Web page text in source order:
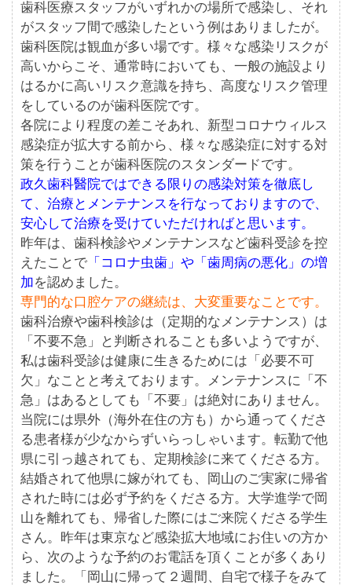
歯科医療スタッフがいずれかの場所で感染し、それ
がスタッフ間で感染したという例はありましたが。
歯科医院は観血が多い場です。様々な感染リスクが
高いからこそ、通常時においても、一般の施設より
はるかに高いリスク意識を持ち、高度なリスク管理
をしているのが歯科医院です。
各院により程度の差こそあれ、新型コロナウィルス
感染症が拡大する前から、様々な感染症に対する対
策を行うことが歯科医院のスタンダードです。
政久歯科醫院ではできる限りの感染対策を徹底し
て、治療とメンテナンスを行なっておりますので、
安心して治療を受けていただければと思います。
昨年は、歯科検診やメンテナンスなど歯科受診を控
えたことで 「コロナ虫歯」や「歯周病の悪化」の増
加を認めました。
専門的な口腔ケアの継続は、大変重要なことです。
歯科治療や歯科検診は（定期的なメンテナンス）は
「不要不急」と判断されることも多いようですが、
私は歯科受診は健康に生きるためには「必要不可
欠」なことと考えております。メンテナンスに「不
急」はあるとしても「不要」は絶対にありません。
当院には県外（海外在住の方も）から通ってくださ
る患者様が少なからずいらっしゃいます。転勤で他
県に引っ越されても、定期検診に来てくださる方。
結婚されて他県に嫁がれても、岡山のご実家に帰省
された時には必ず予約をくださる方。大学進学で岡
山を離れても、帰省した際にはご来院くださる学生
さん。昨年は東京など感染拡大地域にお住いの方か
ら、次のような予約のお電話を頂くことが多くあり
ました。「岡山に帰って２週間、自宅で様子をみて